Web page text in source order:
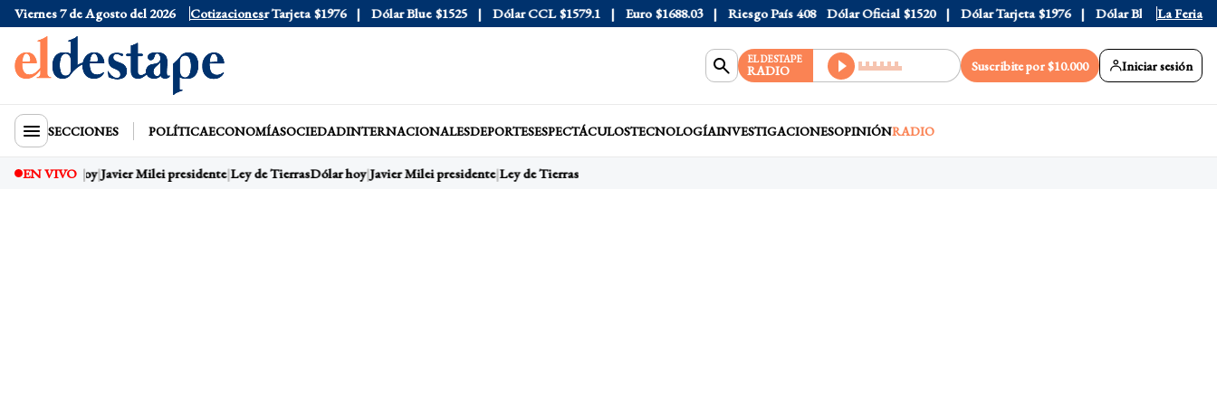
Viernes 7 de Agosto del 2026 Cotizaciones
Dólar Oficial $1520 Dólar Tarjeta $1976 Dólar Blue $1525 Dólar CCL $1579.1 Euro $1688.03 Riesgo País 408 Dólar Oficial $1520 Dólar Tarjeta $1976 Dólar Blue $1525La Feria
EL DESTAPE
RADIO Suscribite por $10.000 Iniciar sesión
SECCIONES POLÍTICAECONOMÍASOCIEDADINTERNACIONALESDEPORTESESPECTÁCULOSTECNOLOGÍAINVESTIGACIONESOPINIÓNRADIO
EN VIVO
Dólar hoy Javier Milei presidente Ley de TierrasDólar hoy Javier Milei presidente Ley de Tierras